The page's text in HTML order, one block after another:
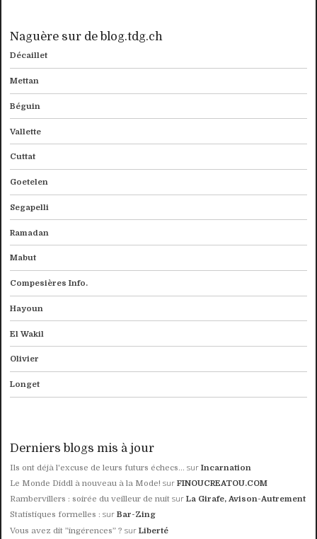
Naguère sur de blog.tdg.ch
Décaillet
Mettan
Béguin
Vallette
Cuttat
Goetelen
Segapelli
Ramadan
Mabut
Compesières Info.
Hayoun
El Wakil
Olivier
Longet
Derniers blogs mis à jour
Ils ont déjà l'excuse de leurs futurs échecs... surIncarnation
Le Monde Diddl à nouveau à la Mode! surFINOUCREATOU.COM
Rambervillers : soirée du veilleur de nuit surLa Girafe, Avison-Autrement
Statistiques formelles : surBar-Zing
Vous avez dit ”ingérences” ? surLiberté